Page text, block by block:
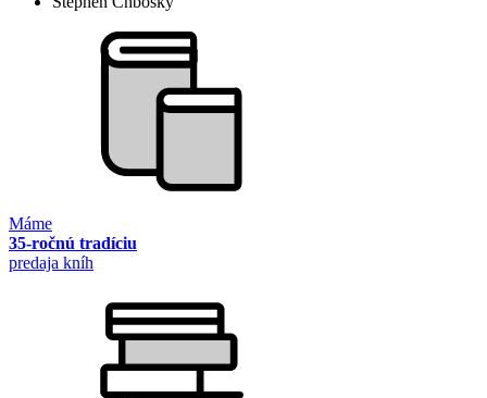
Máme
35-ročnú tradíciu
predaja kníh